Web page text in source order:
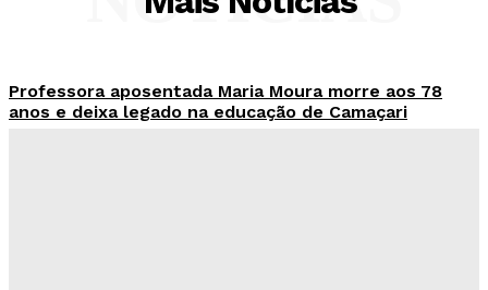
Professora aposentada Maria Moura morre aos 78
anos e deixa legado na educação de Camaçari